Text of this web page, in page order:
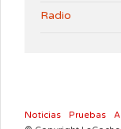
Radio
Noticias Pruebas